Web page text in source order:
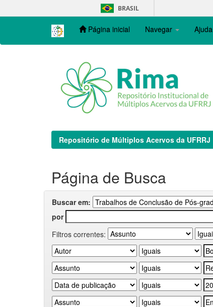
navigation
BRASIL
Página inicial Navegar Ajuda
Repositório de Múltiplos Acervos da UFRRJ
Página de Busca
Buscar em:
por
Filtros correntes: